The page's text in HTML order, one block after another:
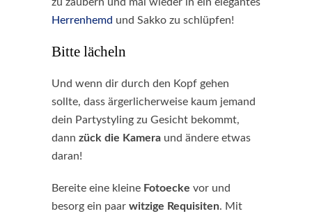
Herrenhemd und Sakko zu schlüpfen!
Bitte lächeln
Und wenn dir durch den Kopf gehen
sollte, dass ärgerlicherweise kaum jemand
dein Partystyling zu Gesicht bekommt,
dann zück die Kamera und ändere etwas
daran!
Bereite eine kleine Fotoecke vor und
besorg ein paar witzige Requisiten. Mit